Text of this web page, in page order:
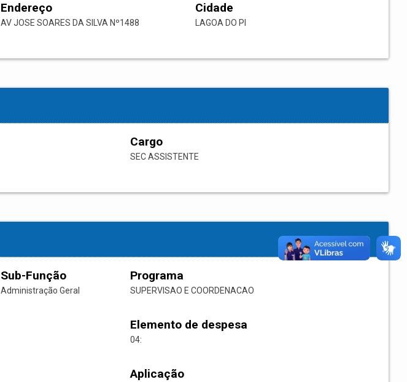
Endereço
AV JOSE SOARES DA SILVA Nº1488
Cidade
LAGOA DO PI
Cargo
SEC ASSISTENTE
Sub-Função
Administração Geral
Programa
SUPERVISAO E COORDENACAO
Elemento de despesa
04:
Aplicação